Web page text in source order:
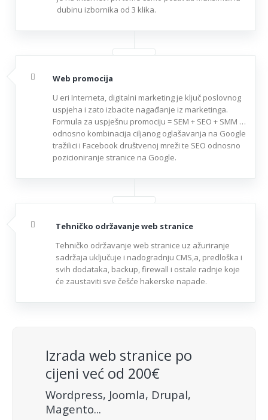
dubinu izbornika od 3 klika.
Web promocija
U eri Interneta, digitalni marketing je ključ poslovnog
uspjeha i zato izbacite nagađanje iz marketinga.
Formula za uspješnu promociju = SEM + SEO + SMM …
odnosno kombinacija ciljanog oglašavanja na Google
tražilici i Facebook društvenoj mreži te SEO odnosno
pozicioniranje stranice na Google.
Tehničko održavanje web stranice
Tehničko održavanje web stranice uz ažuriranje
sadržaja uključuje i nadogradnju CMS,a, predloška i
svih dodataka, backup, firewall i ostale radnje koje
će zaustaviti sve češće hakerske napade.
Izrada web stranice po
cijeni već od 200€
Wordpress, Joomla, Drupal,
Magento...